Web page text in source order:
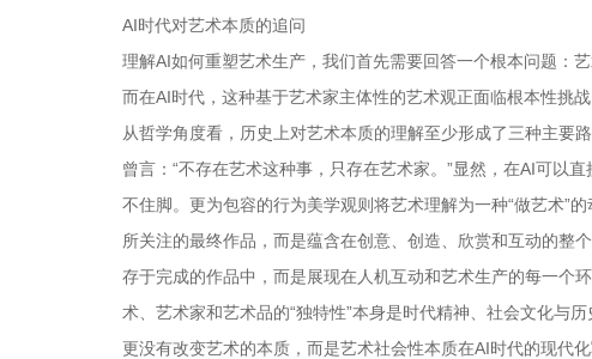
AI时代对艺术本质的追问
理解AI如何重塑艺术生产，我们首先需要回答一个根本问题：
而在AI时代，这种基于艺术家主体性的艺术观正面临根本性挑战
从哲学角度看，历史上对艺术本质的理解至少形成了三种主要
曾言：“不存在艺术这种事，只存在艺术家。”显然，在AI可以
不住脚。更为包容的行为美学观则将艺术理解为一种“做艺术”
所关注的最终作品，而是蕴含在创意、创造、欣赏和互动的整
存于完成的作品中，而是展现在人机互动和艺术生产的每一个
术、艺术家和艺术品的“独特性”本身是时代精神、社会文化与
更没有改变艺术的本质，而是艺术社会性本质在AI时代的现代